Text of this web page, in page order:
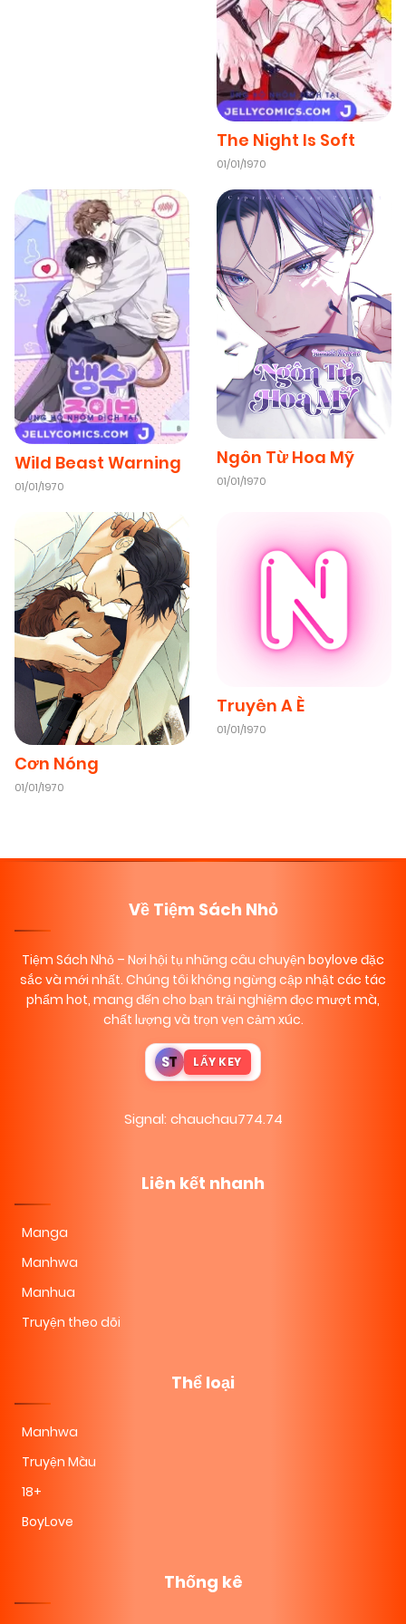
Chapter 1(VIP) 25/04/2026
The Night Is Soft
01/01/1970
Wild Beast Warning
01/01/1970
Ngôn Từ Hoa Mỹ
01/01/1970
Cơn Nóng
01/01/1970
Truyên A È
01/01/1970
Về Tiệm Sách Nhỏ
Tiệm Sách Nhỏ – Nơi hội tụ những câu chuyện boylove đặc
sắc và mới nhất. Chúng tôi không ngừng cập nhật các tác
phẩm hot, mang đến cho bạn trải nghiệm đọc mượt mà,
chất lượng và trọn vẹn cảm xúc.
ST LẤY KEY
Signal: chauchau774.74
Liên kết nhanh
Manga
Manhwa
Manhua
Truyện theo dõi
Thể loại
Manhwa
Truyện Màu
18+
BoyLove
Thống kê